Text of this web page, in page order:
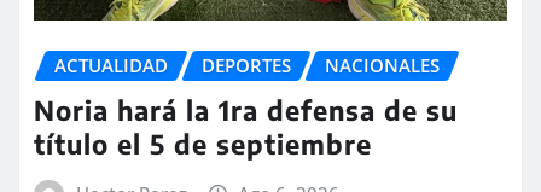
ACTUALIDAD DEPORTES NACIONALES
Noria hará la 1ra defensa de su
título el 5 de septiembre